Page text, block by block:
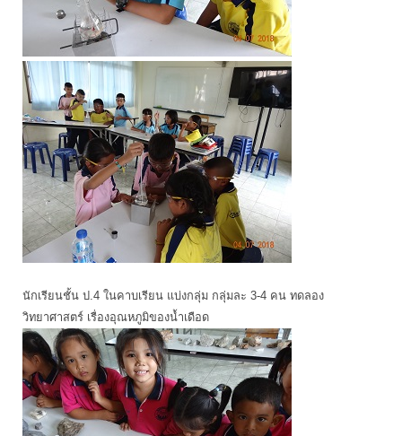
นักเรียนชั้น ป.4 ในคาบเรียน แบ่งกลุ่ม กลุ่มละ 3-4 คน ทดลอง
วิทยาศาสตร์ เรื่องอุณหภูมิของน้ำเดือด